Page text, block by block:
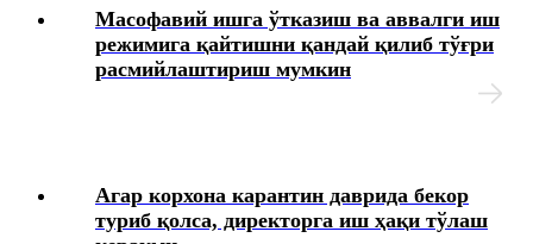
Ходимларнинг ижтимоий таъминоти
HR-менеджмент
Иш берувчининг фуқаролик жавобгарлигини суғурта
қилиш
Масофавий ишга ўтказиш ва аввалги иш
режимига қайтишни қандай қилиб тўғри
расмийлаштириш мумкин
Агар корхона карантин даврида бекор
туриб қолса, директорга иш ҳақи тўлаш